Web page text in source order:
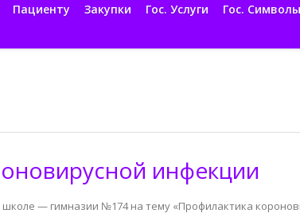
Пациенту Закупки Гос. Услуги Гос. Символы
инфекции
школе — гимназии №174 на тему «Профилактика